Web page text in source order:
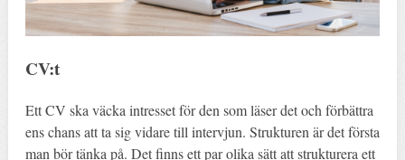
CV:t
Ett CV ska väcka intresset för den som läser det och förbättra
ens chans att ta sig vidare till intervjun. Strukturen är det första
man bör tänka på. Det finns ett par olika sätt att strukturera ett